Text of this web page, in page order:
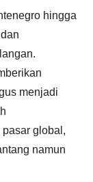
hingga
menjadi
global,
namun